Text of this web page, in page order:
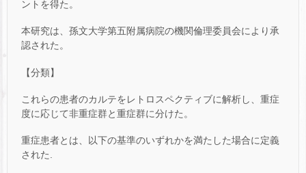
ントを得た。
本研究は、孫文大学第五附属病院の機関倫理委員会により承
認された。
【分類】
これらの患者のカルテをレトロスペクティブに解析し、重症
度に応じて非重症群と重症群に分けた。
重症患者とは、以下の基準のいずれかを満たした場合に定義
された.